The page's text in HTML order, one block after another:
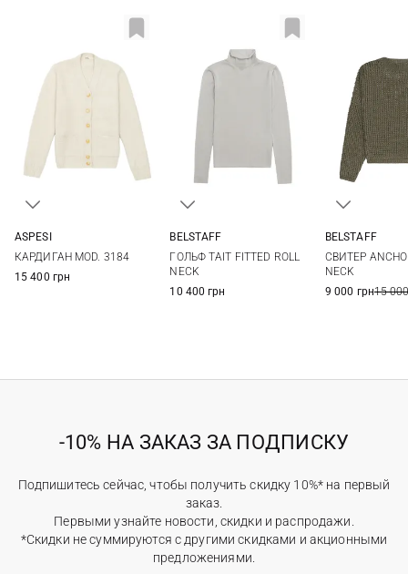
ASPESI
КАРДИГАН MOD. 3184
15 400 грн
BELSTAFF
ГОЛЬФ TAIT FITTED ROLL
NECK
10 400 грн
BELSTAFF
СВИТЕР
NECK
9 000 грн15
-10% НА ЗАКАЗ ЗА ПОДПИСКУ
Подпишитесь сейчас, чтобы получить скидку 10%* на первый
заказ.
Первыми узнайте новости, скидки и распродажи.
*Скидки не суммируются с другими скидками и акционными
предложениями.